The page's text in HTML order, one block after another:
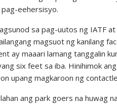
pag-eehersisyo.
sa pag-uutos ng IATF
magsuot ng kanilang
ay maaari lamang tanggalin
six feet sa iba. Hinihimok
upang magkaroon ng
ang park goers na huwag